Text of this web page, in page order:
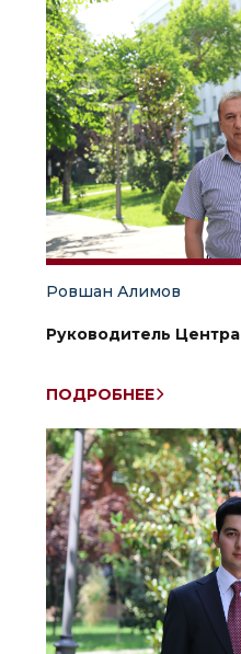
Ровшан Алимов
Руководитель Центра
ПОДРОБНЕЕ